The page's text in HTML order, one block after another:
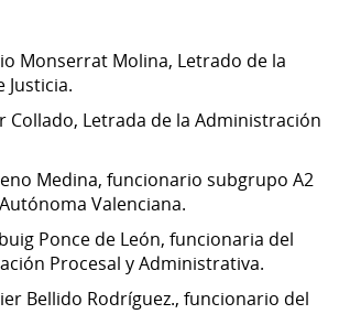
Monserrat Molina, Letrado de la
Collado, Letrada de la Administración
Medina, funcionario subgrupo A2
Valenciana.
Ponce de León, funcionaria del
Procesal y Administrativa.
Bellido Rodríguez., funcionario del